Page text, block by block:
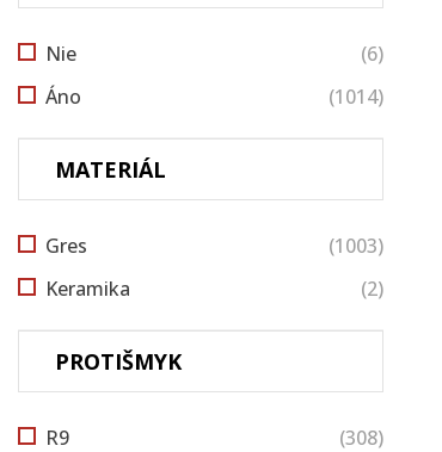
Nie
(6)
Áno
(1014)
MATERIÁL
Gres
(1003)
Keramika
(2)
PROTIŠMYK
R9
(308)